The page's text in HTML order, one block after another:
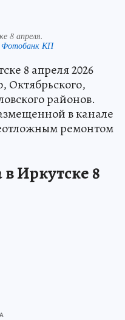
8 апреля.
Фотобанк КП
8 апреля 2026
Октябрьского,
районов.
в канале
ремонтом
Иркутске 8